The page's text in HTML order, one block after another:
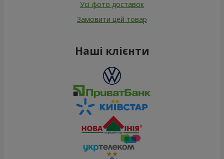
Усі фото доставок
Замовити цей товар
Наші клієнти